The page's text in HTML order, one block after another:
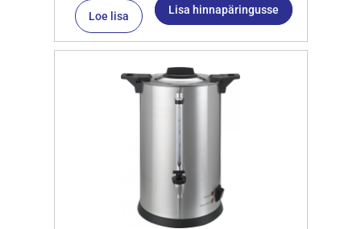
Loe lisa Lisa hinnapäringusse